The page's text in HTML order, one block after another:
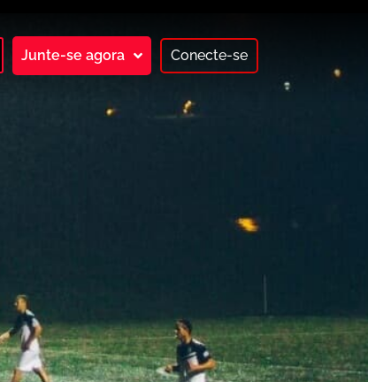
Junte-se agora Conecte-se